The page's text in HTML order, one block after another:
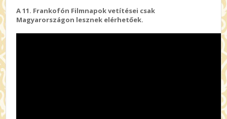
A 11. Frankofón Filmnapok vetítései csak
Magyarországon lesznek elérhetőek.